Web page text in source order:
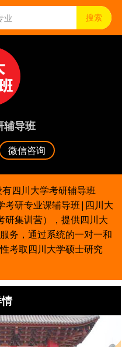
辅导班
微信咨询
四川大学考研辅导班
考研专业课辅导班|四川大
集训营），提供四川大
务，通过系统的一对一和
考取四川大学硕士研究